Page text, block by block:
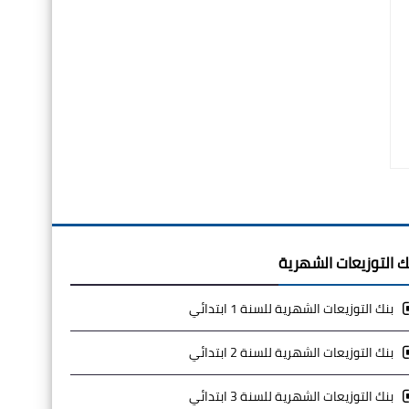
التوزيعات الشهرية
بنك التوزيعات الشهرية للسنة 1 ابتدائي
بنك التوزيعات الشهرية للسنة 2 ابتدائي
بنك التوزيعات الشهرية للسنة 3 ابتدائي